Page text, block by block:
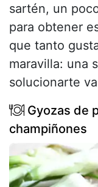
sartén, un
para obtener
que tanto
maravilla: una
solucionarte
Gyozas de
champiñones